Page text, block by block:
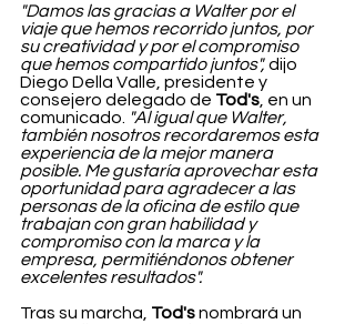
"Damos las gracias a Walter por el
viaje que hemos recorrido juntos, por
su creatividad y por el compromiso
que hemos compartido juntos", dijo
Diego Della Valle, presidente y
consejero delegado de Tod's , en un
comunicado.
"Al igual que Walter,
también nosotros recordaremos esta
experiencia de la mejor manera
posible. Me gustaría aprovechar esta
oportunidad para agradecer a las
personas de la oficina de estilo que
trabajan con gran habilidad y
compromiso con la marca y la
empresa, permitiéndonos obtener
excelentes resultados".
Tras su marcha, Tod's nombrará un